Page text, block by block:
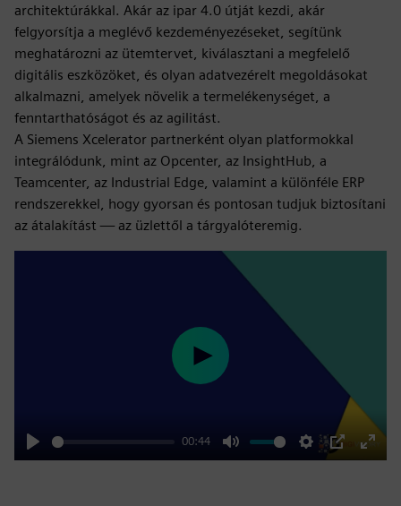
architektúrákkal. Akár az ipar 4.0 útját kezdi, akár
felgyorsítja a meglévő kezdeményezéseket, segítünk
meghatározni az ütemtervet, kiválasztani a megfelelő
digitális eszközöket, és olyan adatvezérelt megoldásokat
alkalmazni, amelyek növelik a termelékenységet, a
fenntarthatóságot és az agilitást.
A Siemens Xcelerator partnerként olyan platformokkal
integrálódunk, mint az Opcenter, az InsightHub, a
Teamcenter, az Industrial Edge, valamint a különféle ERP
rendszerekkel, hogy gyorsan és pontosan tudjuk biztosítani
az átalakítást — az üzlettől a tárgyalóteremig.
Play
00:44
Mute Settings
PIP
Enter
Play